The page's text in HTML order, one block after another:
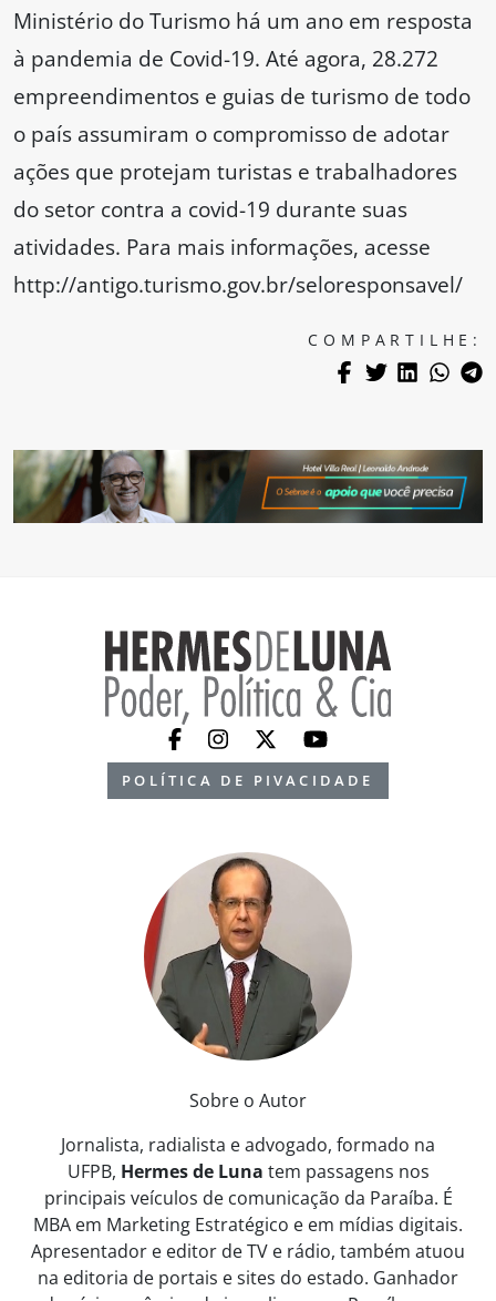
Ministério do Turismo há um ano em resposta
à pandemia de Covid-19. Até agora, 28.272
empreendimentos e guias de turismo de todo
o país assumiram o compromisso de adotar
ações que protejam turistas e trabalhadores
do setor contra a covid-19 durante suas
atividades. Para mais informações, acesse
http://antigo.turismo.gov.br/seloresponsavel/
COMPARTILHE:
POLÍTICA DE PIVACIDADE
Sobre o Autor
Jornalista, radialista e advogado, formado na
UFPB, Hermes de Luna tem passagens nos
principais veículos de comunicação da Paraíba. É
MBA em Marketing Estratégico e em mídias digitais.
Apresentador e editor de TV e rádio, também atuou
na editoria de portais e sites do estado. Ganhador